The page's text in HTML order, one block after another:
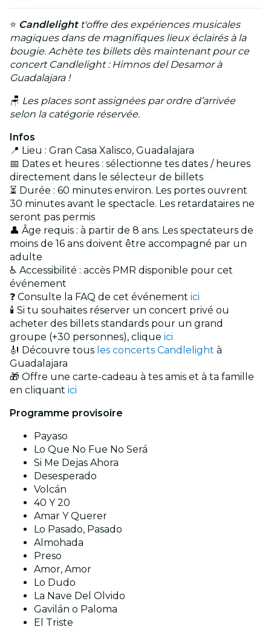
⭐ Candlelightt'offre des expériences musicales
magiques dans de magnifiques lieux éclairés à la
bougie. Achète tes billets dès maintenant pour ce
concert Candlelight : Himnos del Desamor à
Guadalajara !
🪑 Les places sont assignées par ordre d’arrivée
selon la catégorie réservée.
Infos
📍 Lieu : Gran Casa Xalisco, Guadalajara
📅 Dates et heures : sélectionne tes dates / heures
directement dans le sélecteur de billets
⏳ Durée : 60 minutes environ. Les portes ouvrent
30 minutes avant le spectacle. Les retardataires ne
seront pas permis
👤 Âge requis : à partir de 8 ans. Les spectateurs de
moins de 16 ans doivent être accompagné par un
adulte
♿ Accessibilité : accès PMR disponible pour cet
événement
❓ Consulte la FAQ de cet événement ici
🕯️ Si tu souhaites réserver un concert privé ou
acheter des billets standards pour un grand
groupe (+30 personnes), clique ici
🎻 Découvre tous les concerts Candlelight à
Guadalajara
🎁 Offre une carte-cadeau à tes amis et à ta famille
en cliquant ici
Programme provisoire
Payaso
Lo Que No Fue No Será
Si Me Dejas Ahora
Desesperado
Volcán
40 Y 20
Amar Y Querer
Lo Pasado, Pasado
Almohada
Preso
Amor, Amor
Lo Dudo
La Nave Del Olvido
Gavilán o Paloma
El Triste